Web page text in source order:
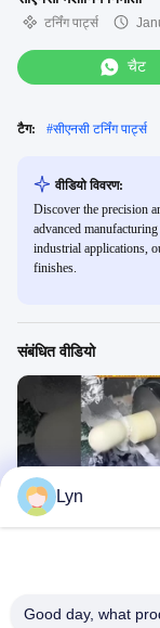
टर्निंग पार्ट्स
चैट
टैग: #सीएनसी टर्निंग पार्ट्स
वीडियो विवरण:
Discover the precision
advanced
industrial applications,
finishes.
संबंधित वीडियो
सीएनसी लेथ मशीनिंग धागा
Lyn
Good day, what